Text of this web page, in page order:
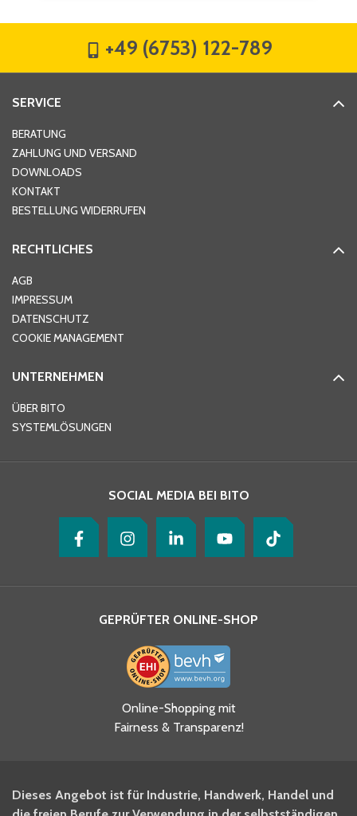
+49 (6753) 122-789
SERVICE
BERATUNG
ZAHLUNG UND VERSAND
DOWNLOADS
KONTAKT
BESTELLUNG WIDERRUFEN
RECHTLICHES
AGB
IMPRESSUM
DATENSCHUTZ
COOKIE MANAGEMENT
UNTERNEHMEN
ÜBER BITO
SYSTEMLÖSUNGEN
SOCIAL MEDIA BEI BITO
GEPRÜFTER ONLINE-SHOP
Online-Shopping mit
Fairness & Transparenz!
Dieses Angebot ist für Industrie, Handwerk, Handel und